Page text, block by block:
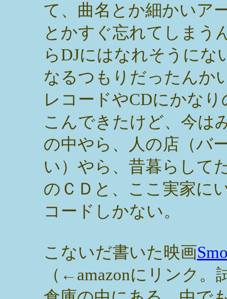
て、曲名とか細かいア
とかすぐ忘れてしまう
らDJにはなれそうに
なるつもりだったんか
レコードやCDにかな
こんできたけど、今は
の中やら、人の店（バ
い）やら、昔暮らして
のＣＤと、ここ実家に
コードしかない。
こないだ書いた映画
（←amazonにリンク